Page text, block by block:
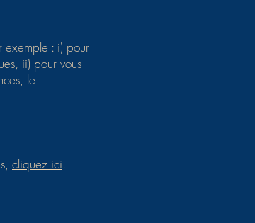
exemple : i) pour
ii) pour vous
le
cliquez ici.